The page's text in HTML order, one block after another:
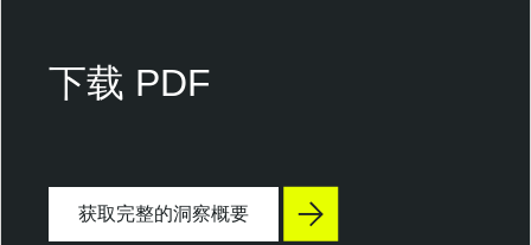
n
e
下载 PDF
获取完整的洞察概要